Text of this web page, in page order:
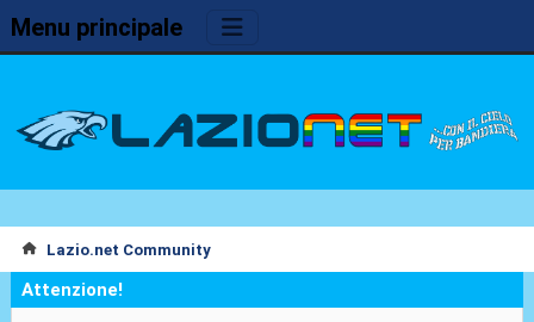
Menu principale
Lazio.net Community
Attenzione!